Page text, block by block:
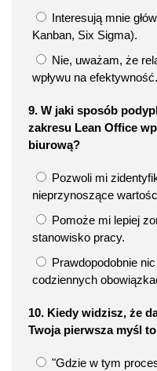
Interesują mnie
Kanban, Six Sigma).
Nie, uważam, że
wpływu na efektywność.
9. W jaki sposób
zakresu Lean Office
biurową?
Pozwoli mi
nieprzynoszące
Pomoże mi lepiej
stanowisko pracy.
Prawdopodobnie
codziennych
10. Kiedy widzisz, że
Twoja pierwsza myśl
"Gdzie w tym